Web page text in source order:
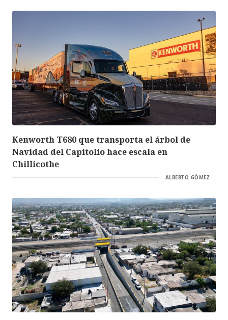
Kenworth T680 que transporta el árbol de
Navidad del Capitolio hace escala en
Chillicothe
ALBERTO GÓMEZ